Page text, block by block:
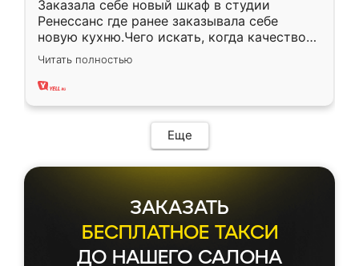
Заказала себе новый шкаф в студии
Ренессанс где ранее заказывала себе
новую кухню.Чего искать, когда качеством
вполне довольна. Служит кухня уже почти
два года, нареканий нет.
Читать полностью
Еще
ЗАКАЗАТЬ
БЕСПЛАТНОЕ ТАКСИ
ДО НАШЕГО САЛОНА